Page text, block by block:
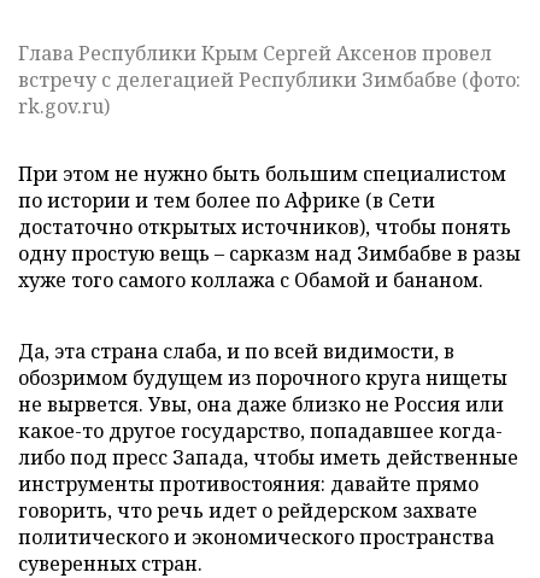
Глава Республики Крым Сергей Аксенов провел
встречу с делегацией Республики Зимбабве (фото:
rk.gov.ru)
При этом не нужно быть большим специалистом
по истории и тем более по Африке (в Сети
достаточно открытых источников), чтобы понять
одну простую вещь – сарказм над Зимбабве в разы
хуже того самого коллажа с Обамой и бананом.
Да, эта страна слаба, и по всей видимости, в
обозримом будущем из порочного круга нищеты
не вырвется. Увы, она даже близко не Россия или
какое-то другое государство, попадавшее когда-
либо под пресс Запада, чтобы иметь действенные
инструменты противостояния: давайте прямо
говорить, что речь идет о рейдерском захвате
политического и экономического пространства
суверенных стран.